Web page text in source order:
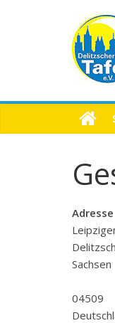
Adresse
Delitzsch
Sachsen
04509